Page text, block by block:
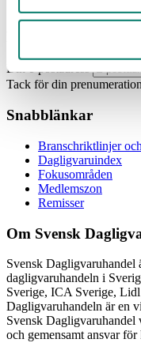
Din e-postadress
Tack för din
Snabblänkar
Branschriktlinjer
Dagligvaruindex
Fokusområden
Medlemszon
Remisser
Om Svensk
Svensk Dagligvaruhandel
dagligvaruhandeln i
Sverige, ICA Sverige,
Dagligvaruhandeln är en
Svensk Dagligvaruhandel
och gemensamt ansvar